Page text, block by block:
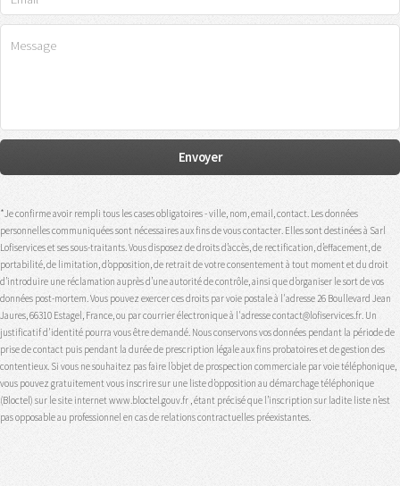
*Je confirme avoir rempli tous les cases obligatoires - ville, nom, email, contact. Les données
personnelles communiquées sont nécessaires aux fins de vous contacter. Elles sont destinées à Sarl
Lofiservices et ses sous-traitants. Vous disposez de droits d’accès, de rectification, d’effacement, de
portabilité, de limitation, d’opposition, de retrait de votre consentement à tout moment et du droit
d’introduire une réclamation auprès d’une autorité de contrôle, ainsi que d’organiser le sort de vos
données post-mortem. Vous pouvez exercer ces droits par voie postale à l'adresse 26 Boullevard Jean
Jaures, 66310 Estagel, France, ou par courrier électronique à l'adresse contact@lofiservices.fr. Un
justificatif d'identité pourra vous être demandé. Nous conservons vos données pendant la période de
prise de contact puis pendant la durée de prescription légale aux fins probatoires et de gestion des
contentieux. Si vous ne souhaitez pas faire l’objet de prospection commerciale par voie téléphonique,
vous pouvez gratuitement vous inscrire sur une liste d’opposition au démarchage téléphonique
(Bloctel) sur le site internet www.bloctel.gouv.fr , étant précisé que l’inscription sur ladite liste n’est
pas opposable au professionnel en cas de relations contractuelles préexistantes.